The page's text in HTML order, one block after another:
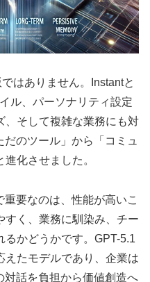
はありません。Instantと
ル、パーソナリティ設定
、そして複雑な業務にも対
のツール」から「コミュ
化させました。
要なのは、性能が高いこ
すく、業務に馴染み、チー
るかどうかです。GPT-5.1
えたモデルであり、企業は
対話を負担から価値創造へ